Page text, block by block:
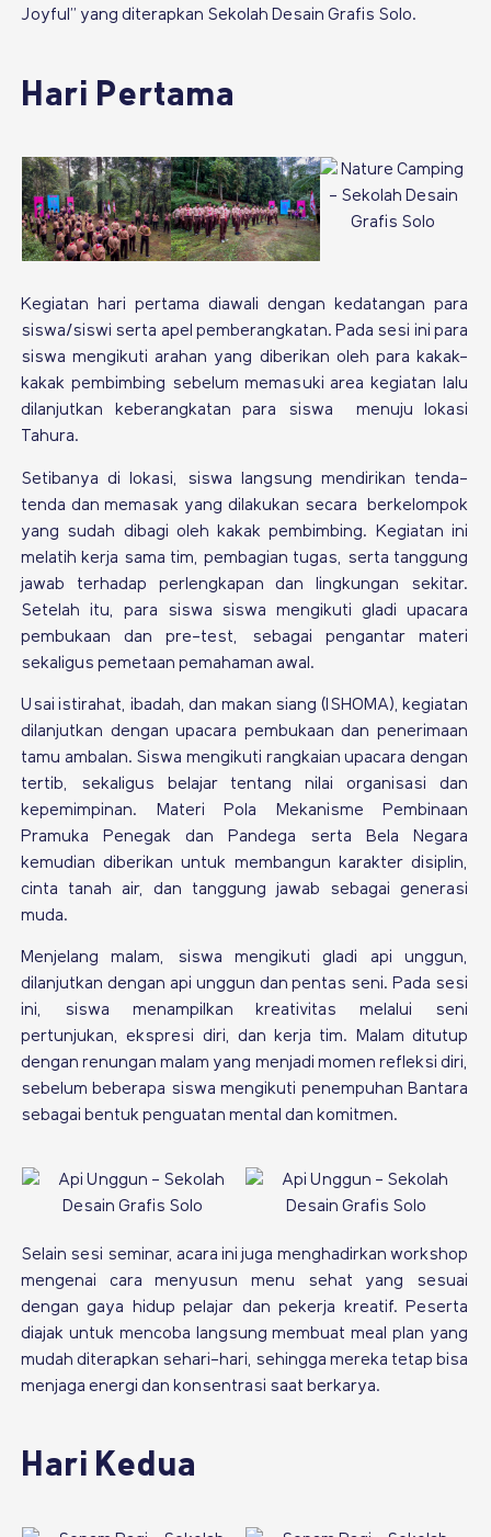
Joyful” yang diterapkan Sekolah Desain Grafis Solo.
Hari Pertama
Kegiatan hari pertama diawali dengan kedatangan para
siswa/siswi serta apel pemberangkatan. Pada sesi ini para
siswa mengikuti arahan yang diberikan oleh para kakak-
kakak pembimbing sebelum memasuki area kegiatan lalu
dilanjutkan keberangkatan para siswa menuju lokasi
Tahura.
Setibanya di lokasi, siswa langsung mendirikan tenda-
tenda dan memasak yang dilakukan secara berkelompok
yang sudah dibagi oleh kakak pembimbing. Kegiatan ini
melatih kerja sama tim, pembagian tugas, serta tanggung
jawab terhadap perlengkapan dan lingkungan sekitar.
Setelah itu, para siswa siswa mengikuti gladi upacara
pembukaan dan pre-test, sebagai pengantar materi
sekaligus pemetaan pemahaman awal.
Usai istirahat, ibadah, dan makan siang (ISHOMA), kegiatan
dilanjutkan dengan upacara pembukaan dan penerimaan
tamu ambalan. Siswa mengikuti rangkaian upacara dengan
tertib, sekaligus belajar tentang nilai organisasi dan
kepemimpinan. Materi Pola Mekanisme Pembinaan
Pramuka Penegak dan Pandega serta Bela Negara
kemudian diberikan untuk membangun karakter disiplin,
cinta tanah air, dan tanggung jawab sebagai generasi
muda.
Menjelang malam, siswa mengikuti gladi api unggun,
dilanjutkan dengan api unggun dan pentas seni. Pada sesi
ini, siswa menampilkan kreativitas melalui seni
pertunjukan, ekspresi diri, dan kerja tim. Malam ditutup
dengan renungan malam yang menjadi momen refleksi diri,
sebelum beberapa siswa mengikuti penempuhan Bantara
sebagai bentuk penguatan mental dan komitmen.
Selain sesi seminar, acara ini juga menghadirkan workshop
mengenai cara menyusun menu sehat yang sesuai
dengan gaya hidup pelajar dan pekerja kreatif. Peserta
diajak untuk mencoba langsung membuat meal plan yang
mudah diterapkan sehari-hari, sehingga mereka tetap bisa
menjaga energi dan konsentrasi saat berkarya.
Hari Kedua